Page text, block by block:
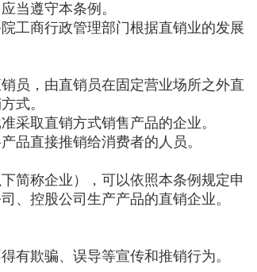
当遵守本条例。
商行政管理部门根据直销业的发展
，由直销员在固定营业场所之外直
式。
取直销方式销售产品的企业。
直接推销给消费者的人员。
称企业），可以依照本条例规定申
、控股公司生产产品的直销企业。
欺骗、误导等宣传和推销行为。